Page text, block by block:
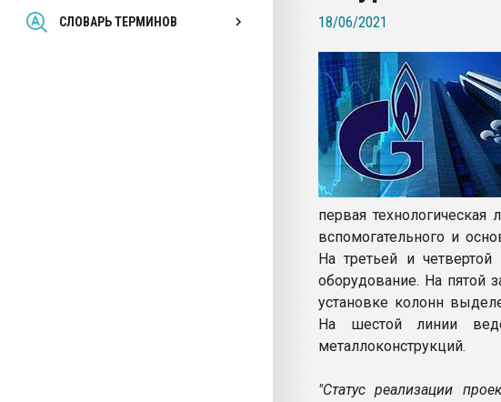
СЛОВАРЬ ТЕРМИНОВ
Всё, что касается выдува ПЭТ
бутылок
ПЕРЕЙТИ НА ФОРУМ
18/06/2021
первая
вспомогательного и
На третьей и четвертой
оборудование. На пятой
установке колонн
На шестой линии
металлоконструкций.
"Статус реализации